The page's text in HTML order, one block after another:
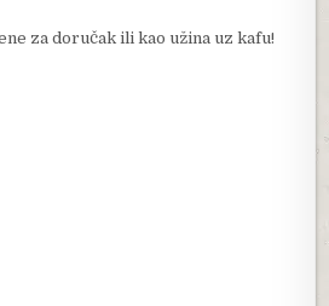
za doručak ili kao užina uz kafu!